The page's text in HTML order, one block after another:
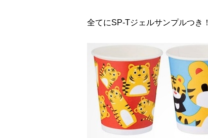
全てにSP-Tジェルサンプルつき！